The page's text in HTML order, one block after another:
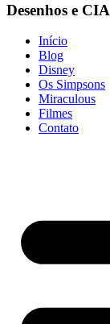
Desenhos e CIA
Início
Blog
Disney
Os Simpsons
Miraculous
Filmes
Contato